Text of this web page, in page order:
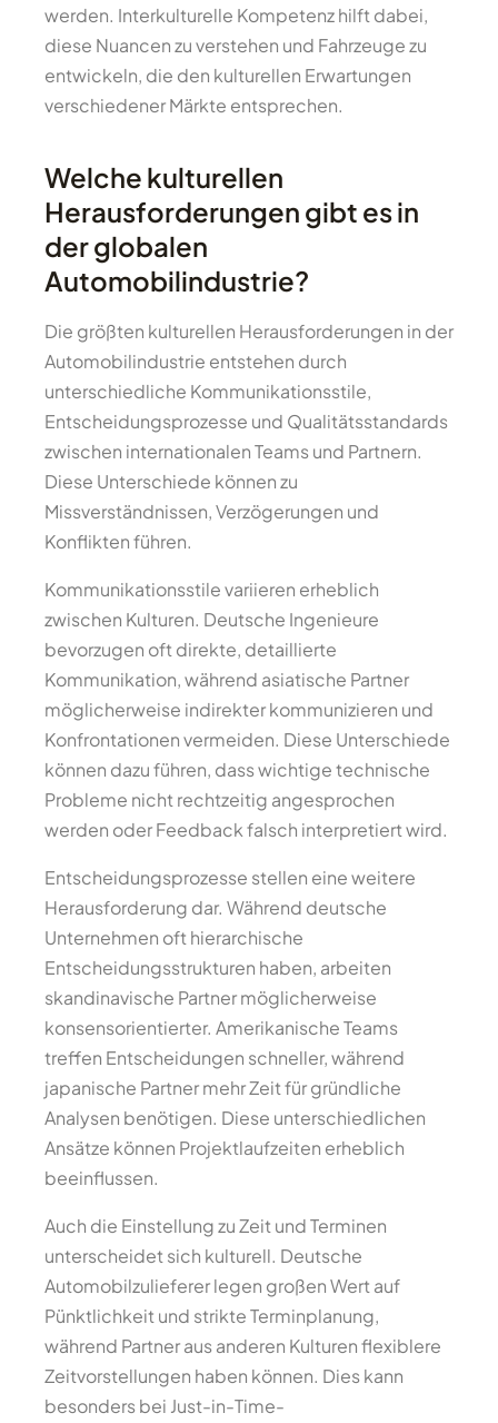
werden. Interkulturelle Kompetenz hilft dabei,
diese Nuancen zu verstehen und Fahrzeuge zu
entwickeln, die den kulturellen Erwartungen
verschiedener Märkte entsprechen.
Welche kulturellen
Herausforderungen gibt es in
der globalen
Automobilindustrie?
Die größten kulturellen Herausforderungen in der
Automobilindustrie entstehen durch
unterschiedliche Kommunikationsstile,
Entscheidungsprozesse und Qualitätsstandards
zwischen internationalen Teams und Partnern.
Diese Unterschiede können zu
Missverständnissen, Verzögerungen und
Konflikten führen.
Kommunikationsstile variieren erheblich
zwischen Kulturen. Deutsche Ingenieure
bevorzugen oft direkte, detaillierte
Kommunikation, während asiatische Partner
möglicherweise indirekter kommunizieren und
Konfrontationen vermeiden. Diese Unterschiede
können dazu führen, dass wichtige technische
Probleme nicht rechtzeitig angesprochen
werden oder Feedback falsch interpretiert wird.
Entscheidungsprozesse stellen eine weitere
Herausforderung dar. Während deutsche
Unternehmen oft hierarchische
Entscheidungsstrukturen haben, arbeiten
skandinavische Partner möglicherweise
konsensorientierter. Amerikanische Teams
treffen Entscheidungen schneller, während
japanische Partner mehr Zeit für gründliche
Analysen benötigen. Diese unterschiedlichen
Ansätze können Projektlaufzeiten erheblich
beeinflussen.
Auch die Einstellung zu Zeit und Terminen
unterscheidet sich kulturell. Deutsche
Automobilzulieferer legen großen Wert auf
Pünktlichkeit und strikte Terminplanung,
während Partner aus anderen Kulturen flexiblere
Zeitvorstellungen haben können. Dies kann
besonders bei Just-in-Time-